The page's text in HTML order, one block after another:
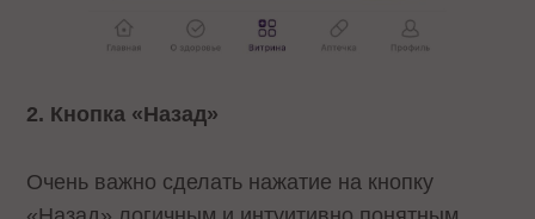
2. Кнопка «Назад»
Очень важно сделать нажатие на кнопку